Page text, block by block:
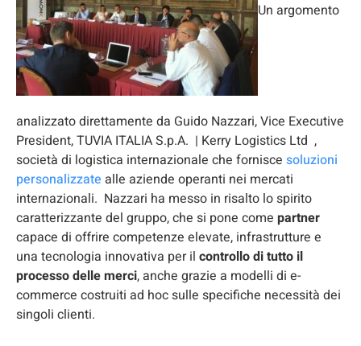
Un argomento
analizzato direttamente da Guido Nazzari, Vice Executive
President, TUVIA ITALIA S.p.A. | Kerry Logistics Ltd ,
società di logistica internazionale che fornisce soluzioni
personalizzate alle aziende operanti nei mercati
internazionali. Nazzari ha messo in risalto lo spirito
caratterizzante del gruppo, che si pone come partner
capace di offrire competenze elevate, infrastrutture e
una tecnologia innovativa per il controllo di tutto il
processo delle merci, anche grazie a modelli di e-
commerce costruiti ad hoc sulle specifiche necessità dei
singoli clienti.